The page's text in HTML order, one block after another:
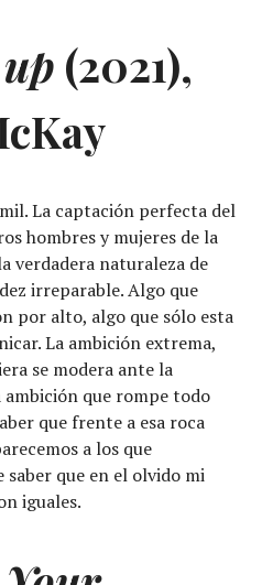
(2021),
La captación perfecta del
hombres y mujeres de la
verdadera naturaleza de
irreparable. Algo que
por alto, algo que sólo esta
La ambición extrema,
se modera ante la
que rompe todo
que frente a esa roca
a los que
saber que en el olvido mi
iguales.